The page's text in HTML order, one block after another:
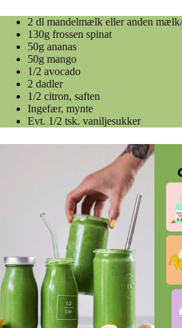
2 dl mandelmælk eller anden
130g frossen spinat
50g ananas
50g mango
1/2 avocado
2 dadler
1/2 citron, saften
Ingefær, mynte
Evt. 1/2 tsk. vaniljesukker